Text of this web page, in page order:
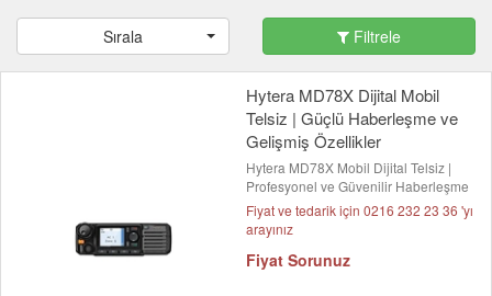
Sırala Filtrele
Hytera MD78X Dijital Mobil
Telsiz | Güçlü Haberleşme ve
Gelişmiş Özellikler
Hytera MD78X Mobil Dijital Telsiz |
Profesyonel ve Güvenilir Haberleşme
Fiyat ve tedarik için 0216 232 23 36 'yı
arayınız
Fiyat Sorunuz